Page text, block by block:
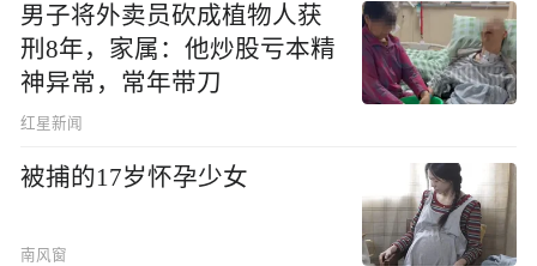
男子将外卖员砍成植物人获
刑8年，家属：他炒股亏本精
神异常，常年带刀
红星新闻
被捕的17岁怀孕少女
南风窗